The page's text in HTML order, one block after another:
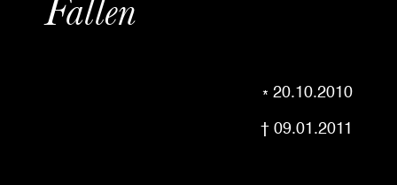
Fallen
20.10.2010
09.01.2011